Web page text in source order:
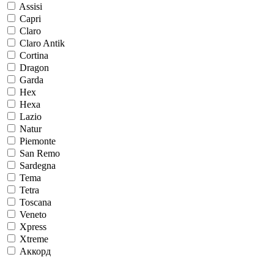
Assisi
Capri
Claro
Claro Antik
Cortina
Dragon
Garda
Hex
Hexa
Lazio
Natur
Piemonte
San Remo
Sardegna
Tema
Tetra
Toscana
Veneto
Xpress
Xtreme
Аккорд